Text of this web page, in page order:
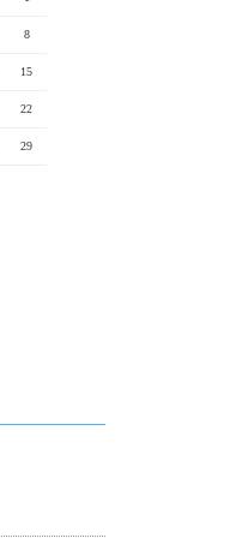
8
15
22
29